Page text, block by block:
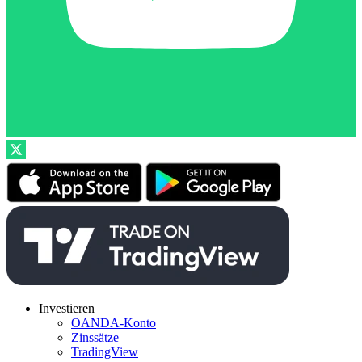
Investieren
OANDA-Konto
Zinssätze
TradingView